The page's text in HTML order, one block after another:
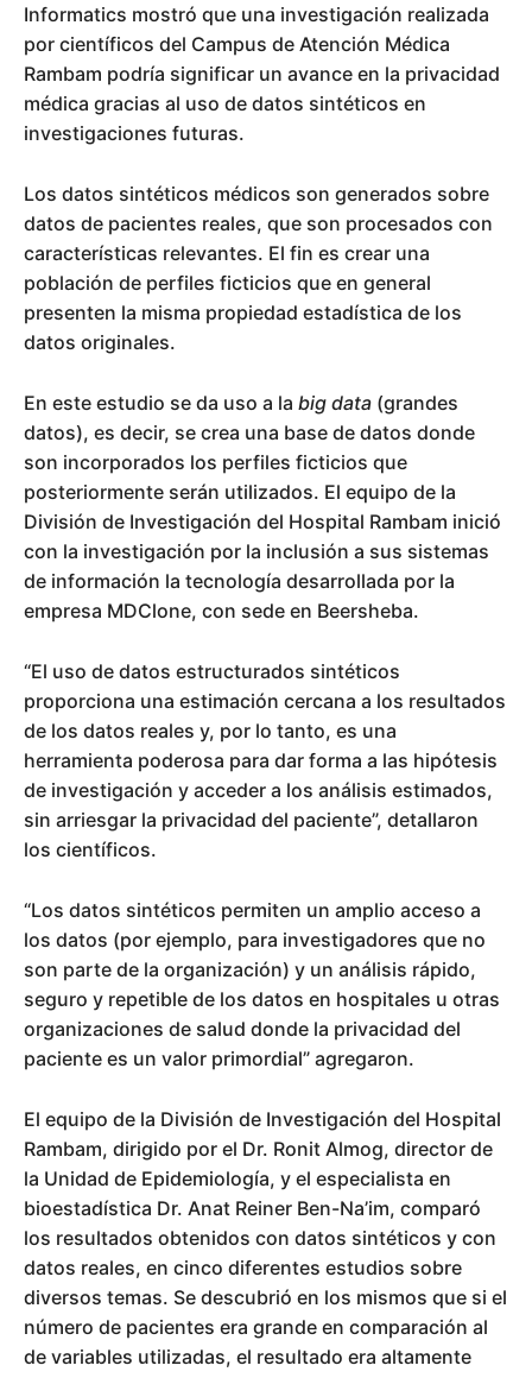
Informatics mostró que una investigación realizada
por científicos del Campus de Atención Médica
Rambam podría significar un avance en la privacidad
médica gracias al uso de datos sintéticos en
investigaciones futuras.
Los datos sintéticos médicos son generados sobre
datos de pacientes reales, que son procesados con
características relevantes. El fin es crear una
población de perfiles ficticios que en general
presenten la misma propiedad estadística de los
datos originales.
En este estudio se da uso a la big data (grandes
datos), es decir, se crea una base de datos donde
son incorporados los perfiles ficticios que
posteriormente serán utilizados. El equipo de la
División de Investigación del Hospital Rambam inició
con la investigación por la inclusión a sus sistemas
de información la tecnología desarrollada por la
empresa MDClone, con sede en Beersheba.
“El uso de datos estructurados sintéticos
proporciona una estimación cercana a los resultados
de los datos reales y, por lo tanto, es una
herramienta poderosa para dar forma a las hipótesis
de investigación y acceder a los análisis estimados,
sin arriesgar la privacidad del paciente”, detallaron
los científicos.
“Los datos sintéticos permiten un amplio acceso a
los datos (por ejemplo, para investigadores que no
son parte de la organización) y un análisis rápido,
seguro y repetible de los datos en hospitales u otras
organizaciones de salud donde la privacidad del
paciente es un valor primordial” agregaron.
El equipo de la División de Investigación del Hospital
Rambam, dirigido por el Dr. Ronit Almog, director de
la Unidad de Epidemiología, y el especialista en
bioestadística Dr. Anat Reiner Ben-Na’im, comparó
los resultados obtenidos con datos sintéticos y con
datos reales, en cinco diferentes estudios sobre
diversos temas. Se descubrió en los mismos que si el
número de pacientes era grande en comparación al
de variables utilizadas, el resultado era altamente